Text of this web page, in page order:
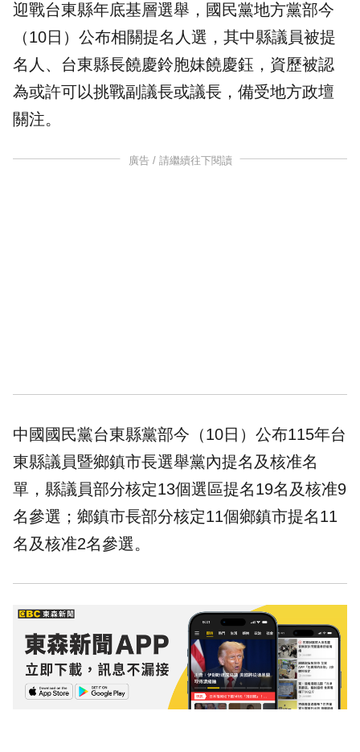
迎戰台東縣年底基層選舉， 國民黨地方黨部今
（10日）公布相關提名人選，其中縣議員被提
名人、台東縣長饒慶鈴胞妹饒慶鈺 ，資歷被認
為或許可以挑戰副議長或議長，備受地方政壇
關注。
廣告 / 請繼續往下閱讀
中國國民黨台東縣黨部今（10日）公布115年台
東縣議員暨鄉鎮市長選舉黨內提名及核准名
單，縣議員部分核定13個選區提名19名及核准9
名參選；鄉鎮市長部分核定11個鄉鎮市提名11
名及核准2名參選。